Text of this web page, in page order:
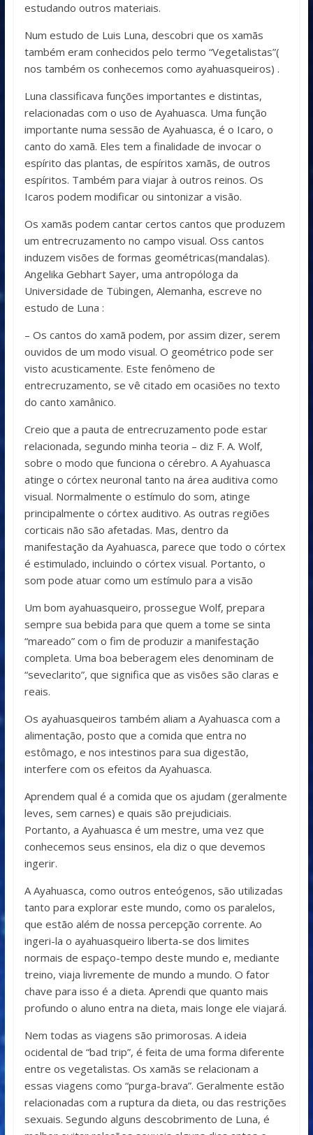
estudando outros materiais.
Num estudo de Luis Luna, descobri que os xamãs
também eram conhecidos pelo termo “Vegetalistas”(
nos também os conhecemos como ayahuasqueiros) .
Luna classificava funções importantes e distintas,
relacionadas com o uso de Ayahuasca. Uma função
importante numa sessão de Ayahuasca, é o Icaro, o
canto do xamã. Eles tem a finalidade de invocar o
espírito das plantas, de espíritos xamãs, de outros
espíritos. Também para viajar à outros reinos. Os
Icaros podem modificar ou sintonizar a visão.
Os xamãs podem cantar certos cantos que produzem
um entrecruzamento no campo visual. Oss cantos
induzem visões de formas geométricas(mandalas).
Angelika Gebhart Sayer, uma antropóloga da
Universidade de Tübingen, Alemanha, escreve no
estudo de Luna :
– Os cantos do xamã podem, por assim dizer, serem
ouvidos de um modo visual. O geométrico pode ser
visto acusticamente. Este fenômeno de
entrecruzamento, se vê citado em ocasiões no texto
do canto xamânico.
Creio que a pauta de entrecruzamento pode estar
relacionada, segundo minha teoria – diz F. A. Wolf,
sobre o modo que funciona o cérebro. A Ayahuasca
atinge o córtex neuronal tanto na área auditiva como
visual. Normalmente o estímulo do som, atinge
principalmente o córtex auditivo. As outras regiões
corticais não são afetadas. Mas, dentro da
manifestação da Ayahuasca, parece que todo o córtex
é estimulado, incluindo o córtex visual. Portanto, o
som pode atuar como um estímulo para a visão
Um bom ayahuasqueiro, prossegue Wolf, prepara
sempre sua bebida para que quem a tome se sinta
“mareado” com o fim de produzir a manifestação
completa. Uma boa beberagem eles denominam de
“seveclarito”, que significa que as visões são claras e
reais.
Os ayahuasqueiros também aliam a Ayahuasca com a
alimentação, posto que a comida que entra no
estômago, e nos intestinos para sua digestão,
interfere com os efeitos da Ayahuasca.
Aprendem qual é a comida que os ajudam (geralmente
leves, sem carnes) e quais são prejudiciais.
Portanto, a Ayahuasca é um mestre, uma vez que
conhecemos seus ensinos, ela diz o que devemos
ingerir.
A Ayahuasca, como outros enteógenos, são utilizadas
tanto para explorar este mundo, como os paralelos,
que estão além de nossa percepção corrente. Ao
ingeri-la o ayahuasqueiro liberta-se dos limites
normais de espaço-tempo deste mundo e, mediante
treino, viaja livremente de mundo a mundo. O fator
chave para isso é a dieta. Aprendi que quanto mais
profundo o aluno entra na dieta, mais longe ele viajará.
Nem todas as viagens são primorosas. A ideia
ocidental de “bad trip”, é feita de uma forma diferente
entre os vegetalistas. Os xamãs se relacionam a
essas viagens como “purga-brava”. Geralmente estão
relacionadas com a ruptura da dieta, ou das restrições
sexuais. Segundo alguns descobrimento de Luna, é